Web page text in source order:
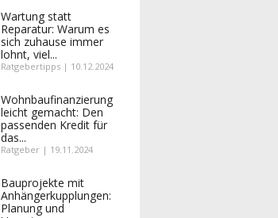
Wartung statt
Reparatur: Warum es
sich zuhause immer
lohnt, viel...
Ratgebertipps | 10.12.2024
Wohnbaufinanzierung
leicht gemacht: Den
passenden Kredit für
das...
Ratgeber | 19.11.2024
Bauprojekte mit
Anhängerkupplungen:
Planung und